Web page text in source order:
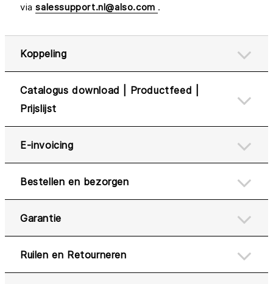
viasalessupport.nl@also.com .
Koppeling
Catalogus download | Productfeed |
Prijslijst
E-invoicing
Bestellen en bezorgen
Garantie
Ruilen en Retourneren